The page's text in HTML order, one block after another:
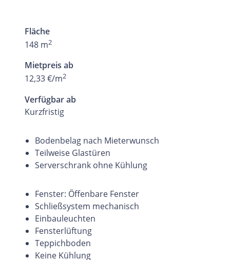
Fläche
148 m2
Mietpreis ab
12,33 €/m2
Verfügbar ab
Kurzfristig
Bodenbelag nach Mieterwunsch
Teilweise Glastüren
Serverschrank ohne Kühlung
Fenster: Öffenbare Fenster
Schließsystem mechanisch
Einbauleuchten
Fensterlüftung
Teppichboden
Keine Kühlung